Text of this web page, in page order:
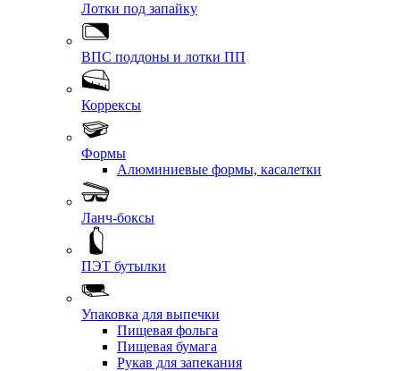
Лотки под запайку
ВПС поддоны и лотки ПП
Коррексы
Формы
Алюминиевые формы, касалетки
Ланч-боксы
ПЭТ бутылки
Упаковка для выпечки
Пищевая фольга
Пищевая бумага
Рукав для запекания